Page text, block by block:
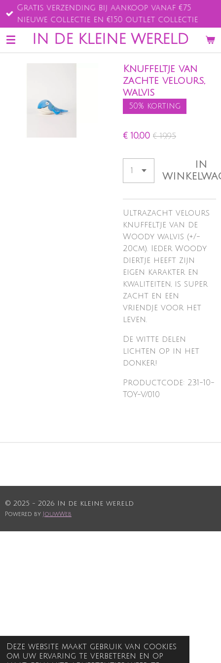
Deze website maakt gebruik van cookies
om uw ervaring te verbeteren en op
Ga
direct
naar
de
IN DE KLEINE WERELD
Gratis verzending bij aankoop vanaf €75
nieuwe collectie en €150 outlet collectie
Knuffeltje van
zachte velours,
walvis
50% korting
€ 10,00 € 19,95
IN
Ultrazacht velours
knuffeltje van de
Woody walvis (+/-
20cm). Ieder Woody
diertje heeft zijn
eigen karakter en
kwaliteiten, is super
zacht en een
vriendje voor het
leven.
De witte delen
lichten op in het
donker!
Productcode: 231-10-
TOY-V/010
© 2025 - 2026 In de kleine wereld
Powered by JouwWeb